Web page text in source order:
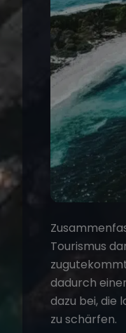
Tourismus
dadurch
dazu bei, die
zu schärfen.